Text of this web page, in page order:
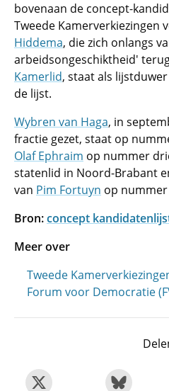
bovenaan de concept-
Tweede Kamerverkiezingen
Hiddema, die zich onlangs
arbeidsongeschiktheid'
Kamerlid, staat als
de lijst.
Wybren van Haga, in
fractie gezet, staat op
Olaf Ephraim op nummer
statenlid in Noord-Brabant
van Pim Fortuyn op
Bron:concept
Meer over
Tweede
Forum voor Democratie